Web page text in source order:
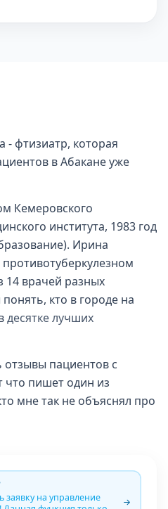
- фтизиатр, которая
в Абакане уже
Кемеровского
института, 1983 год
Ирина
14 врачей разных
кто в городе на
десятке лучших
отзывы пациентов с
что пишет один из
мне так не объяснял про
заявку на управление